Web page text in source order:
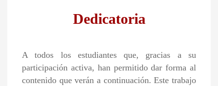
Dedicatoria
A todos los estudiantes que, gracias a su
participación activa, han permitido dar forma al
contenido que verán a continuación. Este trabajo